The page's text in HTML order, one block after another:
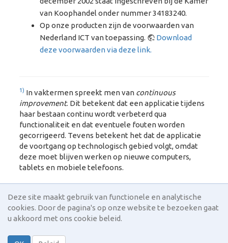
van Koophandel onder nummer 34183240.
Op onze producten zijn de voorwaarden van
Nederland ICT van toepassing.
Download
deze voorwaarden via deze link.
1) In vaktermen spreekt men van continuous
improvement. Dit betekent dat een applicatie tijdens
haar bestaan continu wordt verbeterd qua
functionaliteit en dat eventuele fouten worden
gecorrigeerd. Tevens betekent het dat de applicatie
de voortgang op technologisch gebied volgt, omdat
deze moet blijven werken op nieuwe computers,
tablets en mobiele telefoons.
Deze site maakt gebruik van functionele en analytische
cookies. Door de pagina's op onze website te bezoeken gaat
u akkoord met ons cookie beleid.